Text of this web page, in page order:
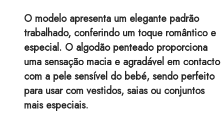
O modelo apresenta um elegante padrão
trabalhado, conferindo um toque romântico e
especial. O algodão penteado proporciona
uma sensação macia e agradável em contacto
com a pele sensível do bebé, sendo perfeito
para usar com vestidos, saias ou conjuntos
mais especiais.